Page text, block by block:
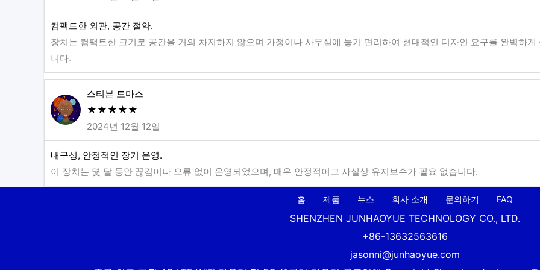
컴팩트한 외관, 공간 절약.
장치는 컴팩트한 크기로 공간을 거의 차지하지 않으며 가정이나 사무실에 놓기 편리하여 현대적인 디자인 요구를 완벽하게
니다.
스티븐 토마스
★ ★ ★ ★ ★
2024년 12월 12일
내구성, 안정적인 장기 운영.
이 장치는 몇 달 동안 끊김이나 오류 없이 운영되었으며, 매우 안정적이고 사실상 유지보수가 필요 없습니다.
홈 제품 뉴스 회사 소개 문의하기 FAQ
SHENZHEN JUNHAOYUE TECHNOLOGY CO., LTD.
+86-13632563616
jasonni@junhaoyue.com